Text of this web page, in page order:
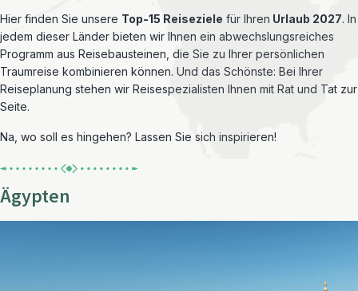
Hier finden Sie unsere Top-15 Reiseziele für Ihren Urlaub 2027. In
jedem dieser Länder bieten wir Ihnen ein abwechslungsreiches
Programm aus Reisebausteinen, die Sie zu Ihrer persönlichen
Traumreise kombinieren können. Und das Schönste: Bei Ihrer
Reiseplanung stehen wir Reisespezialisten Ihnen mit Rat und Tat zur
Seite.
Na, wo soll es hingehen? Lassen Sie sich inspirieren!
Ägypten